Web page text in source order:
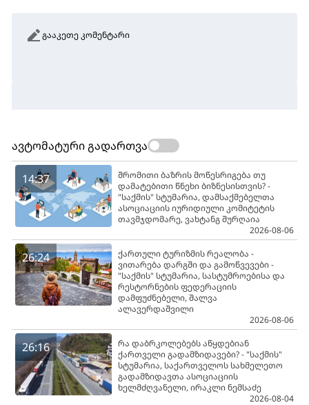
გააკეთე კომენტარი
ავტომატური გადართვა
14:37
შრომითი ბაზრის მოწესრიგება თუ
დამატებითი წნეხი ბიზნესისთვის? -
"საქმის" სტუმარია, დამსაქმებელთა
ასოციაციის იურიდიული კომიტეტის
თავმჯდომარე, ვახტანგ შურღაია
2026-08-06
26:24
ქართული ტურიზმის რეალობა -
ვითარება დარგში და გამოწვევები -
"საქმის" სტუმარია, სასტუმროებისა და
რესტორნების ფედერაციის
დამფუძნებელი, შალვა
ალავერდაშვილი
2026-08-06
26:16
რა დაბრკოლებებს აწყდებიან
ქართველი გადამზიდავები? - "საქმის"
სტუმარია, საქართველოს სახმელეთო
გადამზიდავთა ასოციაციის
ხელმძღვანელი, ირაკლი ნემსაძე
2026-08-04